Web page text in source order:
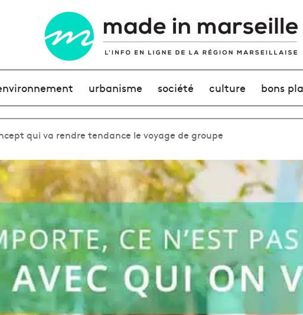
urbanisme société culture bons
qui va rendre tendance le voyage de groupe